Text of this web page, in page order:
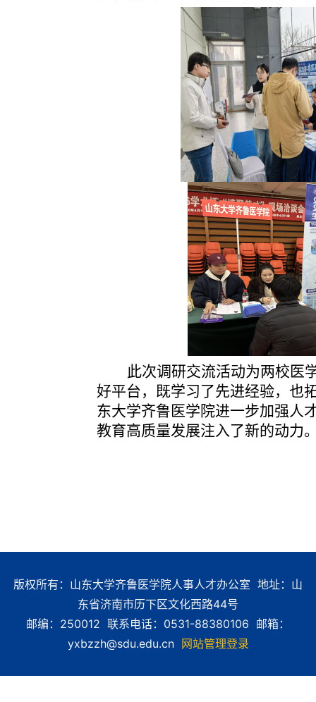
此次调研交流活动为两校医
好平台，既学习了先进经验，也
东大学齐鲁医学院进一步加强人
教育高质量发展注入了新的动力
版权所有：山东大学齐鲁医学院人事人才办公室 地址：山
东省济南市历下区文化西路44号
邮编：250012 联系电话：0531-88380106 邮箱：
yxbzzh@sdu.edu.cn 网站管理登录